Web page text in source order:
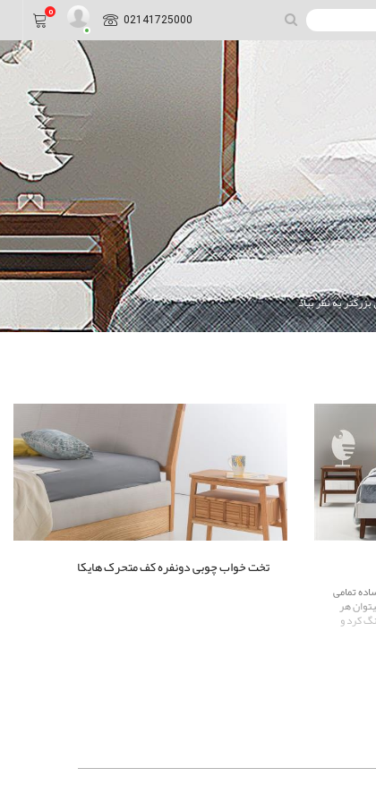
02141725000
0
به نظر بیاد
تمامی
هر
کرد و
تخت خواب چوبی دونفره کف متحرک هایکا